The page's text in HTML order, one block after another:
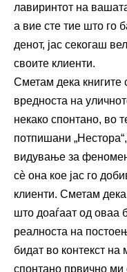
лавиринтот на
а вие сте тие што го
денот, јас секогаш
своите клиенти.
Сметам дека книгите
вредноста на
некако спонтано, во
потпишани
видување за
сè она кое јас го
клиенти. Сметам
што доаѓаат од оваа
реалноста на
бидат во контекст на
спонтано првично ми